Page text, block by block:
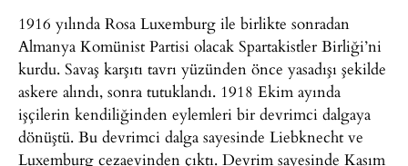
1916 yılında Rosa Luxemburg ile birlikte sonradan
Almanya Komünist Partisi olacak Spartakistler Birliği’ni
kurdu. Savaş karşıtı tavrı yüzünden önce yasadışı şekilde
askere alındı, sonra tutuklandı. 1918 Ekim ayında
işçilerin kendiliğinden eylemleri bir devrimci dalgaya
dönüştü. Bu devrimci dalga sayesinde Liebknecht ve
Luxemburg cezaevinden çıktı. Devrim sayesinde Kasım